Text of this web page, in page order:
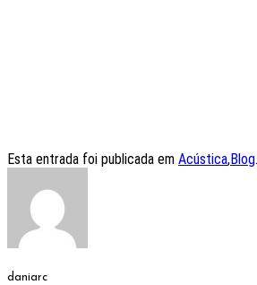
Esta entrada foi publicada em Acústica,Blog
daniarc